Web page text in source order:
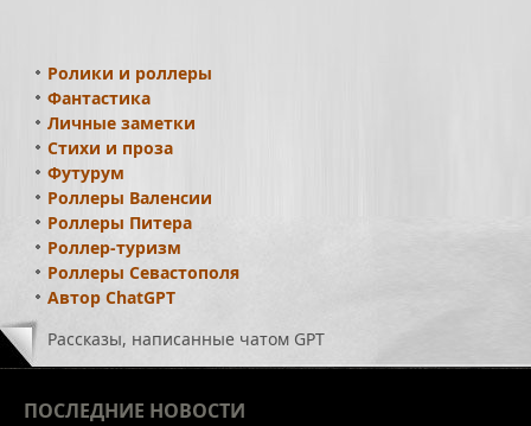
Ролики и роллеры
Фантастика
Личные заметки
Стихи и проза
Футурум
Роллеры Валенсии
Роллеры Питера
Роллер-туризм
Роллеры Севастополя
Автор ChatGPT
Рассказы, написанные чатом GPT
ПОСЛЕДНИЕ НОВОСТИ